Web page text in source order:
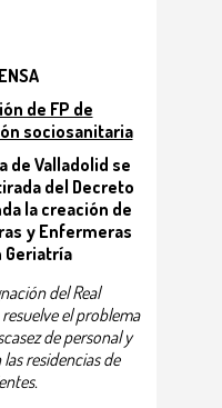
de FP de
sociosanitaria
de Valladolid se
del Decreto
la creación de
y Enfermeras
Geriatría
delReal
el problema
de personal y
residencias de